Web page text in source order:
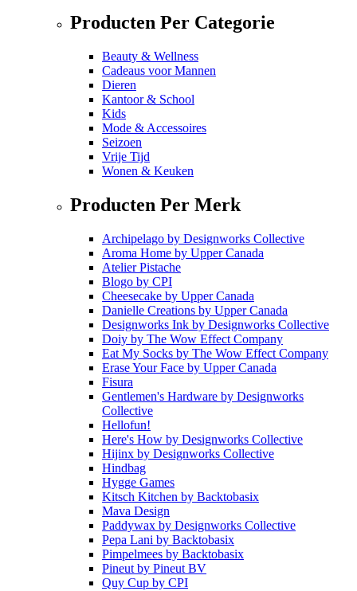
Producten Per Categorie
Beauty & Wellness
Cadeaus voor Mannen
Dieren
Kantoor & School
Kids
Mode & Accessoires
Seizoen
Vrije Tijd
Wonen & Keuken
Producten Per Merk
Archipelago by Designworks Collective
Aroma Home by Upper Canada
Atelier Pistache
Blogo by CPI
Cheesecake by Upper Canada
Danielle Creations by Upper Canada
Designworks Ink by Designworks Collective
Doiy by The Wow Effect Company
Eat My Socks by The Wow Effect Company
Erase Your Face by Upper Canada
Fisura
Gentlemen's Hardware by Designworks
Collective
Hellofun!
Here's How by Designworks Collective
Hijinx by Designworks Collective
Hindbag
Hygge Games
Kitsch Kitchen by Backtobasix
Mava Design
Paddywax by Designworks Collective
Pepa Lani by Backtobasix
Pimpelmees by Backtobasix
Pineut by Pineut BV
Quy Cup by CPI